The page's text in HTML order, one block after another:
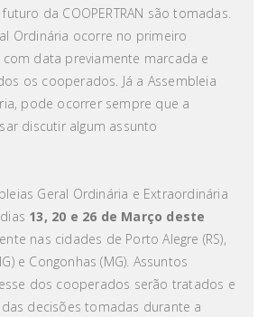
da COOPERTRAN são tomadas.
Ordinária ocorre no primeiro
data previamente marcada e
os cooperados. Já a Assembleia
pode ocorrer sempre que a
discutir algum assunto
Geral Ordinária e Extraordinária
13, 20 e 26 de Março deste
nas cidades de Porto Alegre (RS),
e Congonhas (MG). Assuntos
dos cooperados serão tratados e
decisões tomadas durante a